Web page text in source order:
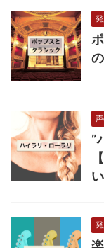
”
い